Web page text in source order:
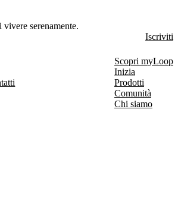
serenamente.
Iscriviti
Scopri myLoop
Inizia
Prodotti
Comunità
Chi siamo